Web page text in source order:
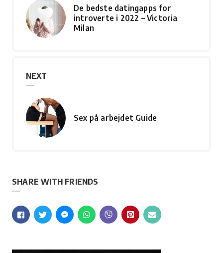
De bedste datingapps for
introverte i 2022 – Victoria
Milan
NEXT
Sex på arbejdet Guide
SHARE WITH FRIENDS